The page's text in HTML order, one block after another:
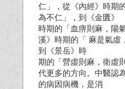
仁」，從《內經》時期
為不仁」，到《金匱》
時期的「血痹則麻，陽
溪》時期的「 麻是氣虛
到《景岳》時
期的「營虛則麻，衛虛
代更多的方向。中醫認
的病因病機，是消